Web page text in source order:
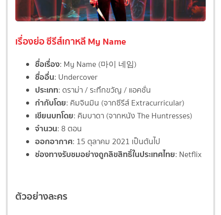
เรื่องย่อ ซีรีส์เกาหลี My Name
ชื่อเรื่อง: My Name (마이 네임)
ชื่ออื่น: Undercover
ประเภท: ดราม่า / ระทึกขวัญ / แอคชั่น
กำกับโดย: คิมจินมิน (จากซีรีส์ Extracurricular)
เขียนบทโดย: คิมบาดา (จากหนัง The Huntresses)
จำนวน: 8 ตอน
ออกอากาศ: 15 ตุลาคม 2021 เป็นต้นไป
ช่องทางรับชมอย่างถูกลิขสิทธิ์ในประเทศไทย: Netflix
ตัวอย่างละคร